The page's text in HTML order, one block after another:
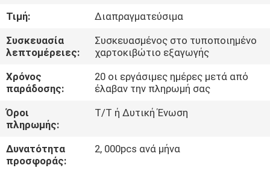
COMPANY
NEWS
SITEMAP
PRIVACY
POLICY
Τιμή:
Διαπραγματεύσιμα
Συσκευασία
λεπτομέρειες:
Συσκευασμένος στο τυποποιημένο
χαρτοκιβώτιο εξαγωγής
Χρόνος
παράδοσης:
20 οι εργάσιμες ημέρες μετά από
έλαβαν την πληρωμή σας
Όροι
πληρωμής:
T/T ή Δυτική Ένωση
Δυνατότητα
προσφοράς:
2, 000pcs ανά μήνα